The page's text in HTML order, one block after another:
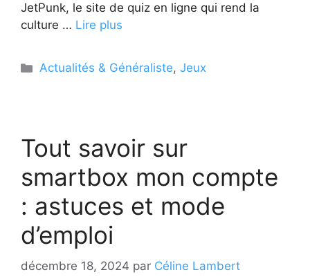
JetPunk, le site de quiz en ligne qui rend la
culture … Lire plus
Catégories
Actualités & Généraliste,Jeux
Tout savoir sur
smartbox mon compte
: astuces et mode
d’emploi
décembre 18, 2024 par Céline Lambert